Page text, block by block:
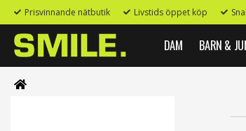
Prisvinnande nätbutik Livstids öppet köp
DAM BARN &